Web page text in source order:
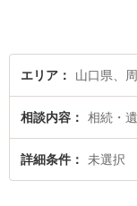
エリア 山口県、
相談内容 相続・
詳細条件 未選択